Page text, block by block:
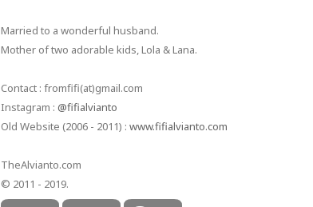
Married to a wonderful husband.
Mother of two adorable kids, Lola & Lana.
Contact : fromfifi(at)gmail.com
Instagram : @fifialvianto
Old Website (2006 - 2011) : www.fifialvianto.com
TheAlvianto.com
© 2011 - 2019.